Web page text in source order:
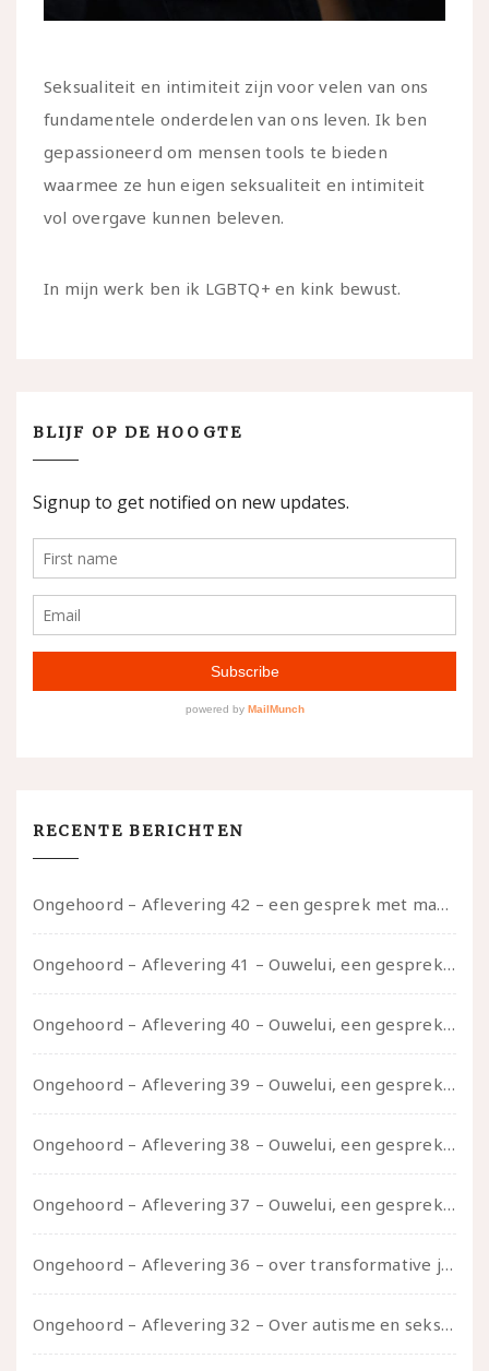
Seksualiteit en intimiteit zijn voor velen van ons
fundamentele onderdelen van ons leven. Ik ben
gepassioneerd om mensen tools te bieden
waarmee ze hun eigen seksualiteit en intimiteit
vol overgave kunnen beleven.
In mijn werk ben ik LGBTQ+ en kink bewust.
BLIJF OP DE HOOGTE
RECENTE BERICHTEN
Ongehoord – Aflevering 42 – een gesprek met marijn over seksueel opbloeien, het ouderschap uitvinden en verschillende leeftijden in je mee dragen
Ongehoord – Aflevering 41 – Ouwelui, een gesprek met Marcelle over polyamorie op latere leeftijd, (mantel)zorg voor je partners en seksueel plezier.
Ongehoord – Aflevering 40 – Ouwelui, een gesprek met Sadie Lune over vormende relaties en de geschiedenis van de queer pornobeweging
Ongehoord – Aflevering 39 – Ouwelui, een gesprek met Pepijn en Ivo over hun regenbooggezin, eigenzinnig ouder worden en Cruise Control
Ongehoord – Aflevering 38 – Ouwelui, een gesprek met vreer over behoefte aan geborgenheid en het behouden van je idealen
Ongehoord – Aflevering 37 – Ouwelui, een gesprek met non over seksualiteit, transitie en ageism
Ongehoord – Aflevering 36 – over transformative justice – in gesprek met Ella en carson
Ongehoord – Aflevering 32 – Over autisme en seksualiteit – in gesprek met Roos Reijbroek